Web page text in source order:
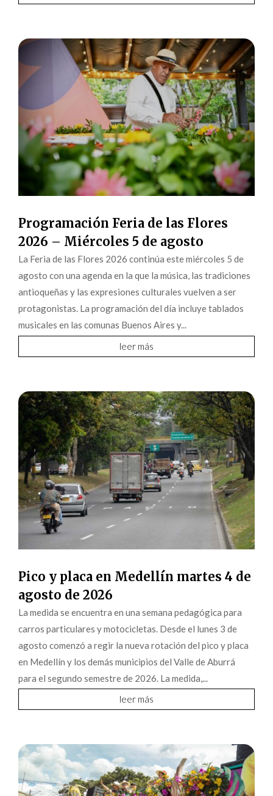
Programación Feria de las Flores
2026 – Miércoles 5 de agosto
La Feria de las Flores 2026 continúa este miércoles 5 de
agosto con una agenda en la que la música, las tradiciones
antioqueñas y las expresiones culturales vuelven a ser
protagonistas. La programación del día incluye tablados
musicales en las comunas Buenos Aires y...
leer más
Pico y placa en Medellín martes 4 de
agosto de 2026
La medida se encuentra en una semana pedagógica para
carros particulares y motocicletas. Desde el lunes 3 de
agosto comenzó a regir la nueva rotación del pico y placa
en Medellín y los demás municipios del Valle de Aburrá
para el segundo semestre de 2026. La medida,...
leer más